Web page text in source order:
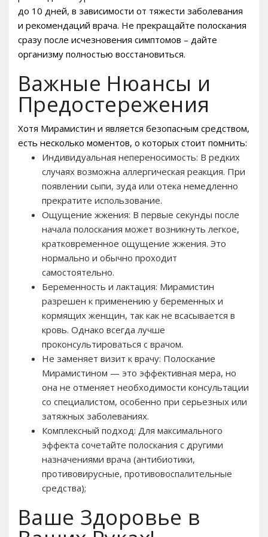
до 10 дней, в зависимости от тяжести заболевания
и рекомендаций врача. Не прекращайте полоскания
сразу после исчезновения симптомов – дайте
организму полностью восстановиться.
Важные Нюансы и
Предостережения
Хотя Мирамистин и является безопасным средством,
есть несколько моментов, о которых стоит помнить:
Индивидуальная непереносимость: В редких
случаях возможна аллергическая реакция. При
появлении сыпи, зуда или отека немедленно
прекратите использование.
Ощущение жжения: В первые секунды после
начала полоскания может возникнуть легкое,
кратковременное ощущение жжения. Это
нормально и обычно проходит
самостоятельно.
Беременность и лактация: Мирамистин
разрешен к применению у беременных и
кормящих женщин, так как не всасывается в
кровь. Однако всегда лучше
проконсультироваться с врачом.
Не заменяет визит к врачу: Полоскание
Мирамистином — это эффективная мера, но
она не отменяет необходимости консультации
со специалистом, особенно при серьезных или
затяжных заболеваниях.
Комплексный подход: Для максимального
эффекта сочетайте полоскания с другими
назначениями врача (антибиотики,
противовирусные, противовоспалительные
средства);
Ваше Здоровье в